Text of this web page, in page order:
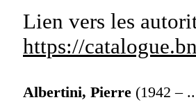
Lien vers les
https://
Albertini, Pierre (1942 –